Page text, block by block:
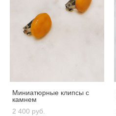
Миниатюрные клипсы с
камнем
2 400 pуб.